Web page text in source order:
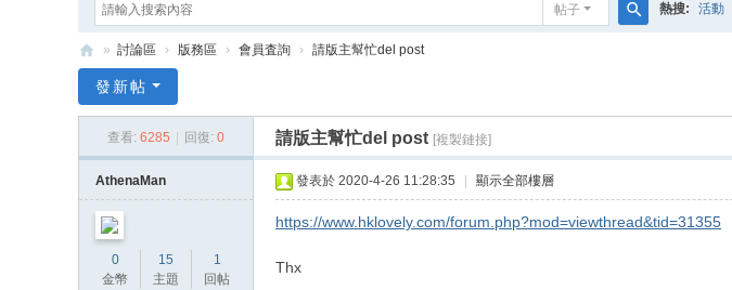
帖子 熱搜: 活動
港
» 討論區 › 版務區 › 會員査詢 › 請版主幫忙del post
發新帖
查看: 6285 回復: 0 請版主幫忙del post [複製鏈接]
AthenaMan
0
金幣
15
主題
1
回帖
發表於 2020-4-26 11:28:35 顯示全部樓層
https://www.hklovely.com/forum.php?mod=viewthread&tid=31355
Thx